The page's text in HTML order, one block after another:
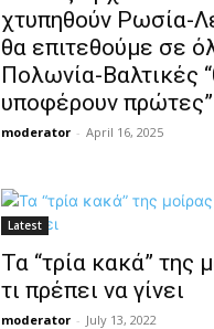
χτυπηθούν Ρωσία-
θα επιτεθούμε σε
Πολωνία-Βαλτικές
υποφέρουν πρώτες”
moderator - April 16, 2025
Latest
Τα “τρία κακά” της
τι πρέπει να γίνει
moderator - July 13, 2022